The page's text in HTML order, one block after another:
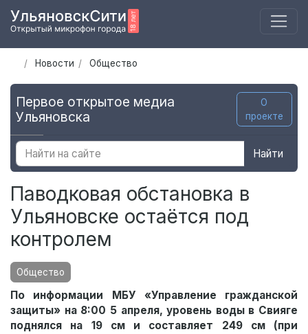
Новости Общество
Первое открытое медиа
Ульяновска
О
проекте
Найти
Паводковая обстановка в
Ульяновске остаётся под
контролем
Общество
По информации МБУ «Управление гражданской
защиты» на 8:00 5 апреля, уровень воды в Свияге
поднялся на 19 см и составляет 249 см (при